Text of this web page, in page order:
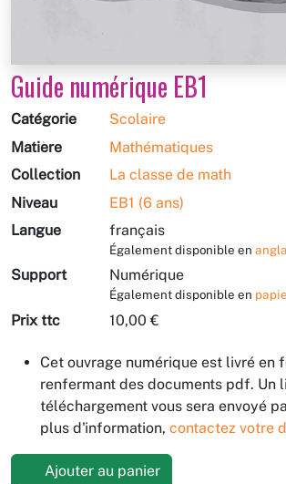
Guide numérique EB1
Catégorie
Scolaire
Matière
Mathématiques
Collection
La classe de math
Niveau
EB1 (6 ans)
Langue
français
Également disponible en
Support Numérique
Également disponible en
Prix ttc 10,00 €
Cet ouvrage numérique est livré en
renfermant des documents pdf. Un
téléchargement vous sera envoyé
plus d'information, contactez votre
Ajouter au panier